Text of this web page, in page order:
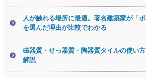
人が触れる場所に最適。著名建築家が「ポ
を選んだ理由が比較でわかる
磁器質・せっ器質・陶器質タイルの使い
解説